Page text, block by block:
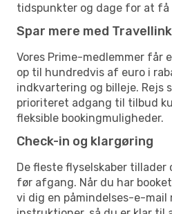
tidspunkter og dage for at få
Spar mere med
Vores Prime-medlemmer får
op til hundredvis af euro i
indkvartering og billeje. Rejs
prioriteret adgang til tilbud
fleksible bookingmuligheder.
Check-in og klargøring
De fleste flyselskaber
før afgang. Når du har
vi dig en påmindelses-e-